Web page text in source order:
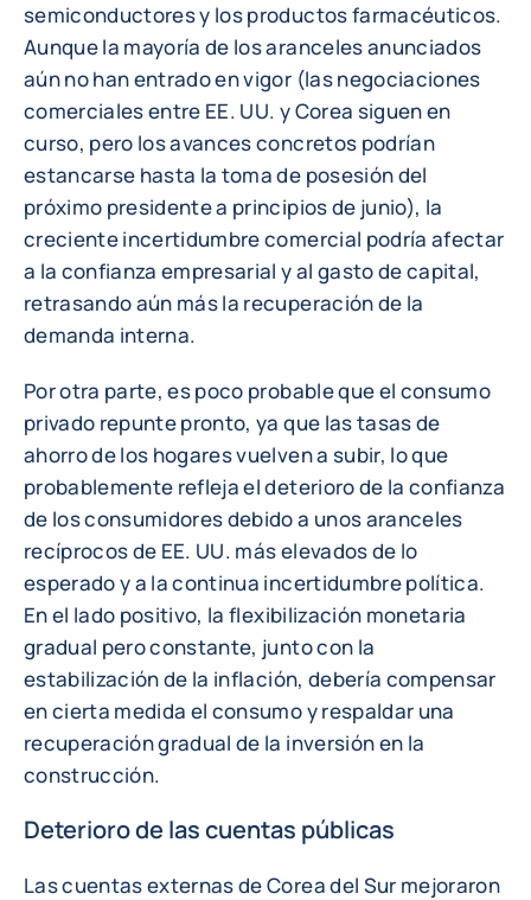
semiconductores y los productos farmacéuticos.
Aunque la mayoría de los aranceles anunciados
aún no han entrado en vigor (las negociaciones
comerciales entre EE. UU. y Corea siguen en
curso, pero los avances concretos podrían
estancarse hasta la toma de posesión del
próximo presidente a principios de junio), la
creciente incertidumbre comercial podría afectar
a la confianza empresarial y al gasto de capital,
retrasando aún más la recuperación de la
demanda interna.
Por otra parte, es poco probable que el consumo
privado repunte pronto, ya que las tasas de
ahorro de los hogares vuelven a subir, lo que
probablemente refleja el deterioro de la confianza
de los consumidores debido a unos aranceles
recíprocos de EE. UU. más elevados de lo
esperado y a la continua incertidumbre política.
En el lado positivo, la flexibilización monetaria
gradual pero constante, junto con la
estabilización de la inflación, debería compensar
en cierta medida el consumo y respaldar una
recuperación gradual de la inversión en la
construcción.
Deterioro de las cuentas públicas
Las cuentas externas de Corea del Sur mejoraron